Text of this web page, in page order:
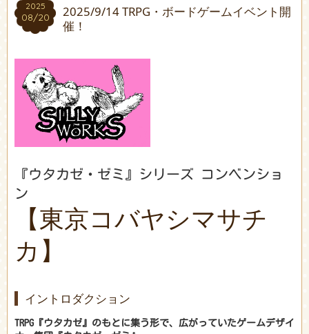
2025
08/20
2025
08/20
2025/9/14 TRPG・ボードゲームイベント開
催！
『ウタカゼ・ゼミ』シリーズ コンベンショ
ン
【東京コバヤシマサチ
カ】
イントロダクション
TRPG『ウタカゼ』のもとに集う形で、広がっていたゲームデザイ